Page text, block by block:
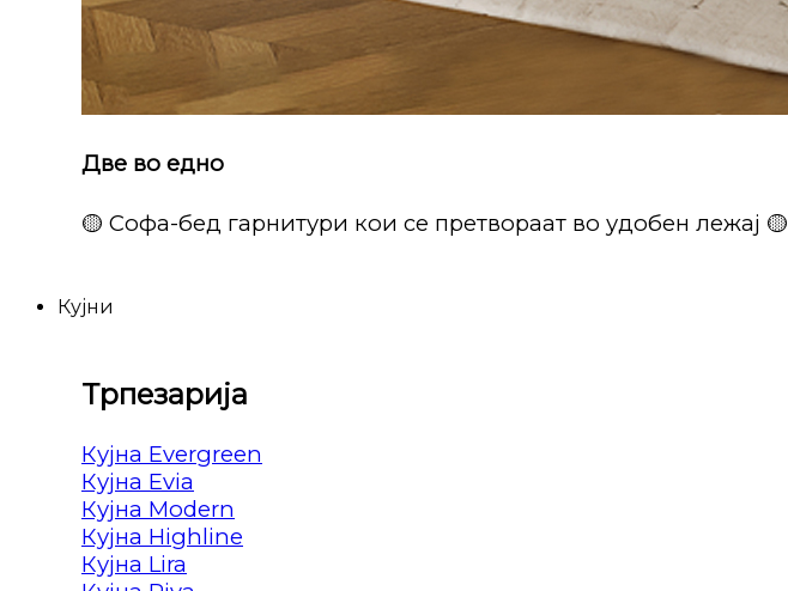
Две во едно
🟡 Софа-бед гарнитури кои се претвораат во удобен лежај 🟡
Кујни
Трпезарија
Кујна Evergreen
Кујна Evia
Кујна Modern
Кујна Highline
Кујна Lira